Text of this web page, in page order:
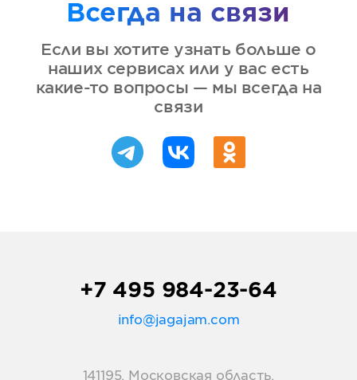
Всегда на связи
Если вы хотите узнать больше о
наших сервисах или у вас есть
какие-то вопросы — мы всегда на
связи
+7 495 984-23-64
info@jagajam.com
141195, Московская область,